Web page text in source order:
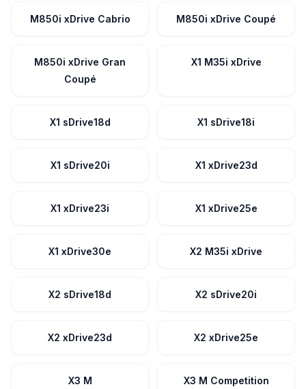
M850i xDrive Cabrio M850i xDrive Coupé
M850i xDrive Gran
Coupé
X1 M35i xDrive
X1 sDrive18d X1 sDrive18i
X1 sDrive20i X1 xDrive23d
X1 xDrive23i X1 xDrive25e
X1 xDrive30e X2 M35i xDrive
X2 sDrive18d X2 sDrive20i
X2 xDrive23d X2 xDrive25e
X3 M X3 M Competition